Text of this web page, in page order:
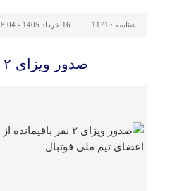
شناسه : 1171 16 خرداد 1405 - 8:04
صدور ویزای ۲ نفر باقیمانده از اعضای تیم ملی فوتبال